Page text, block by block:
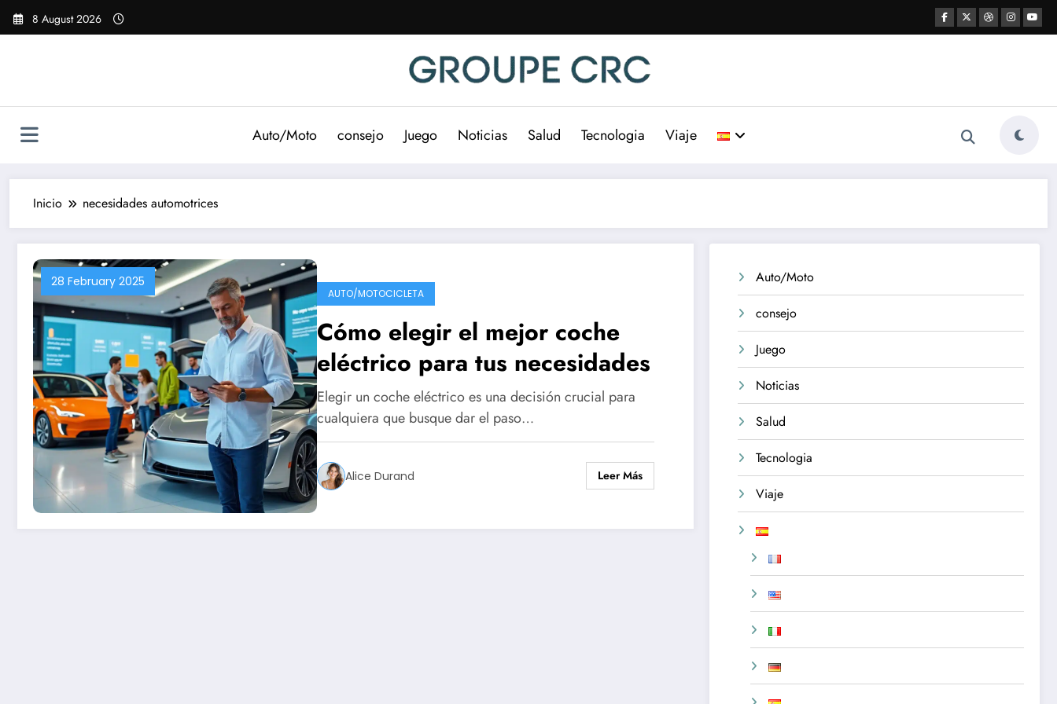
Saltar
8 August 2026
Auto/Moto consejo Juego Noticias Salud Tecnologia Viaje
Inicio necesidades automotrices
28 February 2025
AUTO/MOTOCICLETA
Cómo elegir el mejor coche
eléctrico para tus necesidades
Elegir un coche eléctrico es una decisión crucial para
cualquiera que busque dar el paso…
Alice Durand Leer Más
Auto/Moto
consejo
Juego
Noticias
Salud
Tecnologia
Viaje